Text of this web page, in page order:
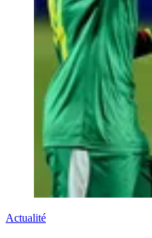
Actualité